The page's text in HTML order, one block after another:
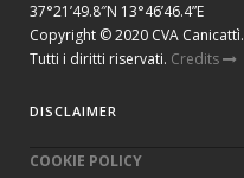
37°21’49.8″N 13°46’46.4”E
Copyright © 2020 CVA Canicattì.
Tutti i diritti riservati. Credits
DISCLAIMER
COOKIE POLICY